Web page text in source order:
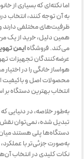
اما نکته‌ای که بسیاری از
به آن توجه کنند، انتخاب
ظرفیت‌های مختلفی دارند
همین دلیل، خرید از یک
می‌کند. فروشگاهایمن
عرضه‌کنندگان تجهیزات
هواساز خانگی را در
محصولات اصل و باکیفیت
انتخاب بهترین دستگاه بر
به‌طور خلاصه، در دنیایی
تبدیل شده، نمی‌توان نقش
دستگاه‌ها پلی هستند میان
به‌صورت جزئی‌تر با
نکات کلیدی در انتخاب